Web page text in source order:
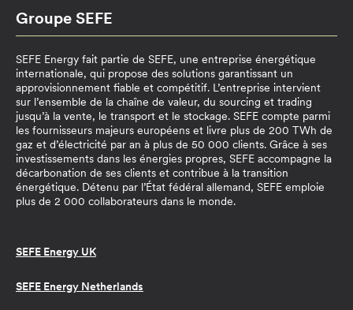
Groupe SEFE
SEFE Energy fait partie de SEFE, une entreprise énergétique
internationale, qui propose des solutions garantissant un
approvisionnement fiable et compétitif. L’entreprise intervient
sur l’ensemble de la chaîne de valeur, du sourcing et trading
jusqu’à la vente, le transport et le stockage. SEFE compte parmi
les fournisseurs majeurs européens et livre plus de 200 TWh de
gaz et d’électricité par an à plus de 50 000 clients. Grâce à ses
investissements dans les énergies propres, SEFE accompagne la
décarbonation de ses clients et contribue à la transition
énergétique. Détenu par l’État fédéral allemand, SEFE emploie
plus de 2 000 collaborateurs dans le monde.
SEFE Energy UK
SEFE Energy Netherlands